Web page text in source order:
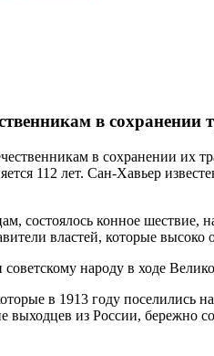
в сохранении
в сохранении их
112 лет. Сан-Хавьер
состоялось конное шествие,
властей, которые высоко
народу в ходе
в 1913 году поселились
из России, бережно